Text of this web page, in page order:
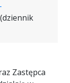
(dziennik
Zastępca